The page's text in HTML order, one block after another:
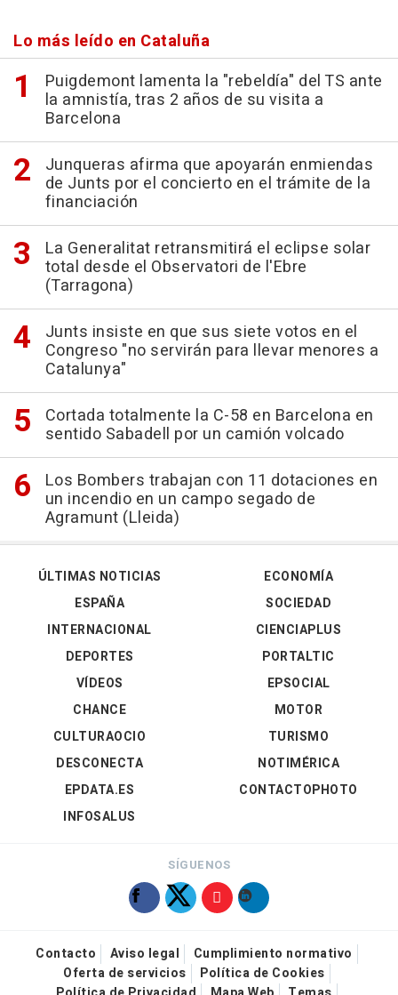
Lo más leído en Cataluña
Puigdemont lamenta la "rebeldía" del TS ante
la amnistía, tras 2 años de su visita a
Barcelona
Junqueras afirma que apoyarán enmiendas
de Junts por el concierto en el trámite de la
financiación
La Generalitat retransmitirá el eclipse solar
total desde el Observatori de l'Ebre
(Tarragona)
Junts insiste en que sus siete votos en el
Congreso "no servirán para llevar menores a
Catalunya"
Cortada totalmente la C-58 en Barcelona en
sentido Sabadell por un camión volcado
Los Bombers trabajan con 11 dotaciones en
un incendio en un campo segado de
Agramunt (Lleida)
ÚLTIMAS NOTICIAS
ESPAÑA
INTERNACIONAL
DEPORTES
VÍDEOS
ECONOMÍA
SOCIEDAD
CIENCIAPLUS
PORTALTIC
EPSOCIAL
CHANCE
CULTURAOCIO
DESCONECTA
EPDATA.ES
INFOSALUS
MOTOR
TURISMO
NOTIMÉRICA
CONTACTOPHOTO
SÍGUENOS
Contacto Aviso legal
Cumplimiento normativo
Oferta de servicios
Política de Cookies